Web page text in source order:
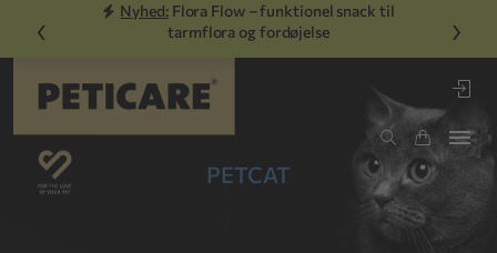
‹
Nyhed:Flora Flow – funktionel snack til
tarmflora og fordøjelse
›
PETCAT